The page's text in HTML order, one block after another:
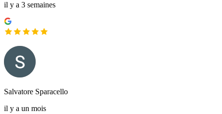
il y a 3 semaines
Salvatore Sparacello
il y a un mois